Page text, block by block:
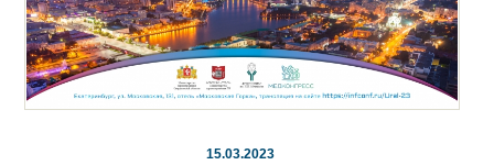
15.03.2023